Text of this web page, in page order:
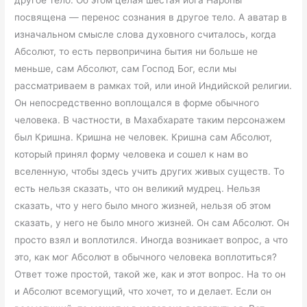
посвящена — перенос сознания в другое тело. А аватар в
изначальном смысле слова духовного считалось, когда
Абсолют, то есть первопричина бытия ни больше не
меньше, сам Абсолют, сам Господ Бог, если мы
рассматриваем в рамках той, или иной Индийской религии.
Он непосредственно воплощался в форме обычного
человека. В частности, в Махабхарате таким персонажем
был Кришна. Кришна не человек. Кришна сам Абсолют,
который принял форму человека и сошел к нам во
вселенную, чтобы здесь учить других живых существ. То
есть нельзя сказать, что он великий мудрец. Нельзя
сказать, что у него было много жизней, нельзя об этом
сказать, у него не было много жизней. Он сам Абсолют. Он
просто взял и воплотился. Иногда возникает вопрос, а что
это, как мог Абсолют в обычного человека воплотиться?
Ответ тоже простой, такой же, как и этот вопрос. На то он
и Абсолют всемогущий, что хочет, то и делает. Если он